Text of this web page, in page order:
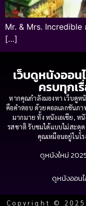
Mr. & Mrs.
[…]
เว็บดูหนังออน
ครบทุกเ
หากคุณกำลังมองหา เว็บดูห
คือคำตอบ ด้วยคอลเลกชันภ
มากมาย ทั้ง หนังเอเชีย, ห
รสชาติ รับชมได้แบบไม่สะดุ
คุณเหมือนอยู่ในโ
ดูหนังใหม่
ดูหนังออน
Copyright ©